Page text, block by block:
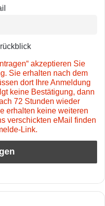
akzeptieren Sie
Sie erhalten nach dem
dort Ihre Anmeldung
keine Bestätigung, dann
72 Stunden wieder
erhalten keine weiteren
verschickten eMail finden
Link.